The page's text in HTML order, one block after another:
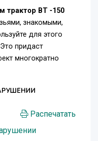
трактор ВТ -150
знакомыми,
для этого
придаст
многократно
Распечатать